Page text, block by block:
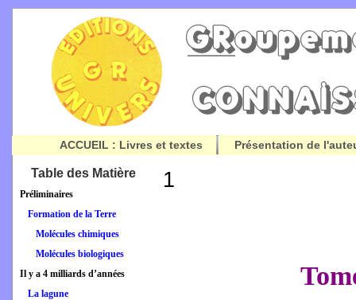
ACCUEIL : Livres et textes Présentation de
Table des Matière
Préliminaires
Formation de la Terre
Molécules chimiques
Molécules biologiques
Il y a 4 milliards d’années
La lagune
1